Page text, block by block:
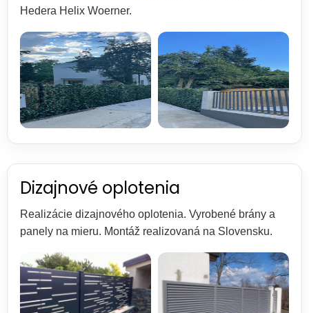
Hedera Helix Woerner.
Dizajnové oplotenia
Realizácie dizajnového oplotenia. Vyrobené brány a
panely na mieru. Montáž realizovaná na Slovensku.